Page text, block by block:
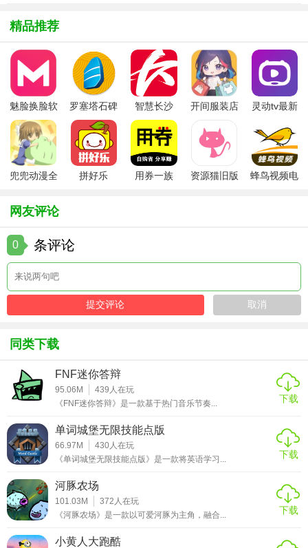
3. 社交元素丰富：支持好友互动、组队等功能，增强游戏社
4. 艺术涂鸦：涂鸦功能为游戏增添艺术元素，提升游戏观赏
性。
5. 持续更新：游戏定期更新地图、皮肤等内容，保持游戏新
鲜感。
【蛇蛇涂鸦大作战点评】
蛇蛇涂鸦大作战是一款富有创意的休闲竞技游戏，将涂鸦元
游戏画面精美、操作简单、竞技性强，同时拥有丰富的社交
元素和艺术涂鸦功能，使得游戏更具吸引力和趣味性。无论
是休闲玩家还是竞技高手，都能在游戏中找到属于自己的乐
趣。
精品推荐
魅脸换脸软
件
罗塞塔石碑
安卓版
智慧长沙
app
开间服装店
灵动tv最新
兜兜动漫全
拼好乐 用券一族 资源猫旧版
蜂鸟视频电
网友评论
0 条评论
同类下载
FNF迷你答辩
95.06M 439 人在玩
《FNF迷你答辩》是一款基于热门音乐节奏...
下载
单词城堡无限技能点版
66.97M 430 人在玩
《单词城堡无限技能点版》是一款将英语学习...
下载
河豚农场
101.03M 372 人在玩
《河豚农场》是一款以可爱河豚为主角，融合...
下载
小黄人大跑酷